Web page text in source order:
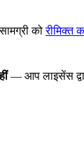
कोरीमिक्त
— आप लाइसेंस